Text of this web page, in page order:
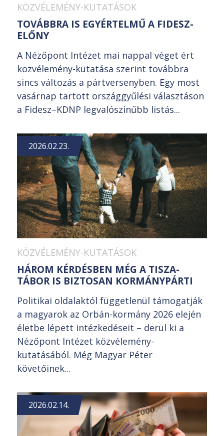
KÖZVÉLEMÉNY-KUTATÁSOK
TOVÁBBRA IS EGYÉRTELMŰ A FIDESZ-
ELŐNY
A Nézőpont Intézet mai nappal véget ért
közvélemény-kutatása szerint továbbra
sincs változás a pártversenyben. Egy most
vasárnap tartott országgyűlési választáson
a Fidesz–KDNP legvalószínűbb listás...
2026.02.23.
KÖZVÉLEMÉNY-KUTATÁSOK
HÁROM KÉRDÉSBEN MÉG A TISZA-
TÁBOR IS BIZTOSAN KORMÁNYPÁRTI
Politikai oldalaktól függetlenül támogatják
a magyarok az Orbán-kormány 2026 elején
életbe lépett intézkedéseit – derül ki a
Nézőpont Intézet közvélemény-
kutatásából. Még Magyar Péter
követőinek...
2026.02.14.